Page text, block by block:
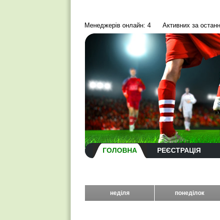
Менеджерів онлайн: 4
Активних за
ГОЛОВНА РЕЄСТРАЦІЯ
неділя понеділок